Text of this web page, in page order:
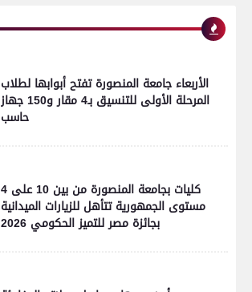
الأربعاء جامعة المنصورة تفتح أبوابها لطلاب
المرحلة الأولى للتنسيق بـ4 مقار و150 جهاز
حاسب
4 كليات بجامعة المنصورة من بين 10 على
مستوى الجمهورية تتأهل للزيارات الميدانية
بجائزة مصر للتميز الحكومي 2026